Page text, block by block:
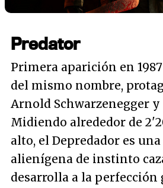
Predator
Primera aparición en
del mismo nombre,
Arnold Schwarzenegger y
Midiendo alrededor de
alto, el Depredador es
alienígena de instinto
desarrolla a la perfección